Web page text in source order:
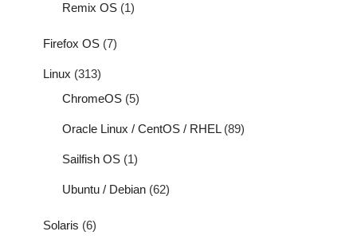
Remix OS (1)
Firefox OS (7)
Linux (313)
ChromeOS (5)
Oracle Linux / CentOS / RHEL(89)
Sailfish OS (1)
Ubuntu / Debian (62)
Solaris (6)